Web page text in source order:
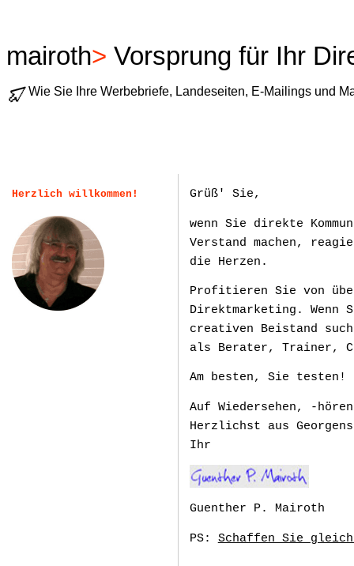
mairoth> Vorsprung für Ihr
Wie Sie Ihre Werbebriefe, Landeseiten, E-Mailings und
Grüß' Sie,
wenn Sie direkte
Verstand machen,
die Herzen.
Profitieren Sie von
Direktmarketing. Wenn
creativen Beistand
als Berater, Trainer,
Am besten, Sie testen!
Auf Wiedersehen, -
Herzlichst aus
Ihr
Guenther P. Mairoth
PS: Schaffen Sie
Herzlich willkommen!